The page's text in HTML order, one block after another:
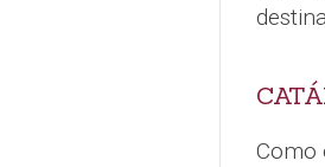
Como